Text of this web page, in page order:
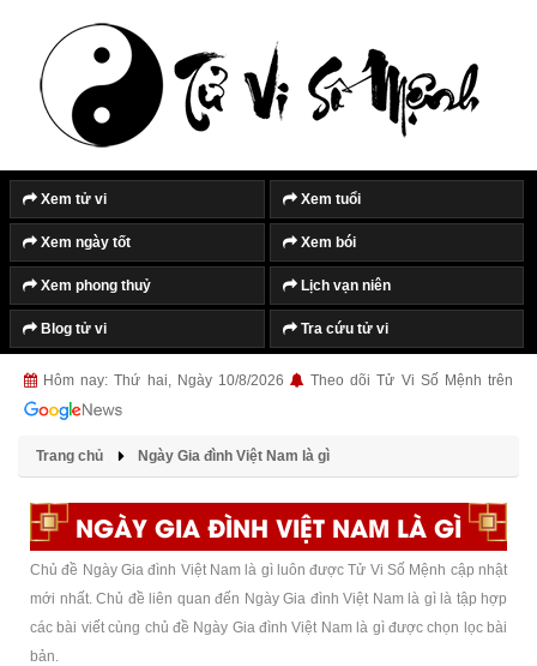
Xem tử vi Xem tuổi
Xem ngày tốt Xem bói
Xem phong thuỷ Lịch vạn niên
Blog tử vi Tra cứu tử vi
Hôm nay: Thứ hai, Ngày 10/8/2026 Theo dõi Tử Vi Số Mệnh trên
Trang chủ Ngày Gia đình Việt Nam là gì
NGÀY GIA ĐÌNH VIỆT NAM LÀ GÌ
Chủ đề Ngày Gia đình Việt Nam là gì luôn được Tử Vi Số Mệnh cập nhật
mới nhất. Chủ đề liên quan đến Ngày Gia đình Việt Nam là gì là tập hợp
các bài viết cùng chủ đề Ngày Gia đình Việt Nam là gì được chọn lọc bài
bản.